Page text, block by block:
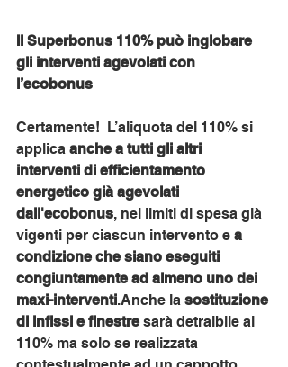
Il Superbonus 110% può inglobare
gli interventi agevolati con
l’ecobonus
Certamente!  L’aliquota del 110% si
applica anche a tutti gli altri
interventi di efficientamento
energetico già agevolati
dall'ecobonus, nei limiti di spesa già
vigenti per ciascun intervento e a
condizione che siano eseguiti
congiuntamente ad almeno uno dei
maxi-interventi.Anche la sostituzione
di infissi e finestre sarà detraibile al
110% ma solo se realizzata